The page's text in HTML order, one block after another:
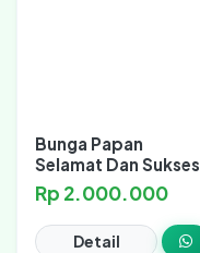
Bunga Papan
Selamat Dan Sukses
Rp 2.000.000
Detail